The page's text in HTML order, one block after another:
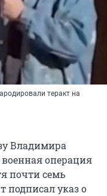
теракт на
Владимира
операция
почти семь
подписал указ о